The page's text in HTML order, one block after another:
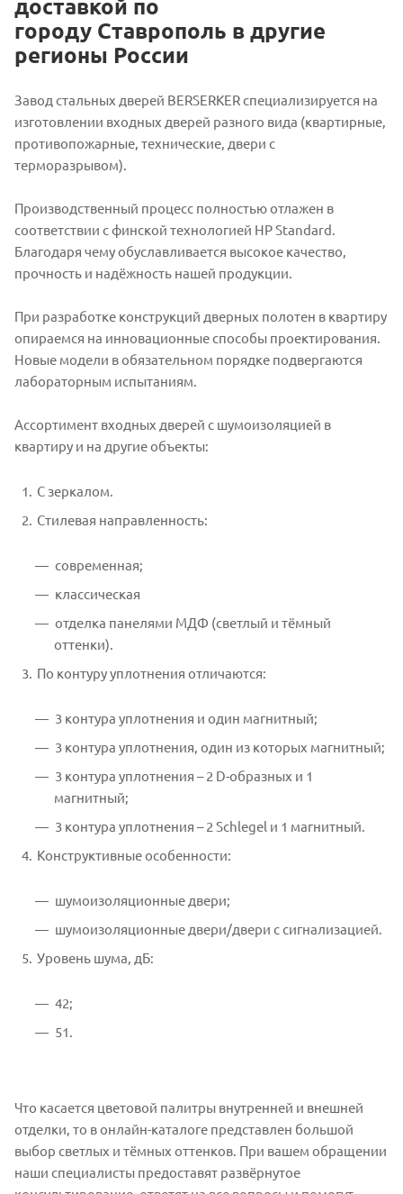
доставкой по
городу Ставрополь в другие
регионы России
Завод стальных дверей BERSERKER специализируется на
изготовлении входных дверей разного вида (квартирные,
противопожарные, технические, двери с
терморазрывом).
Производственный процесс полностью отлажен в
соответствии с финской технологией HP Standard.
Благодаря чему обуславливается высокое качество,
прочность и надёжность нашей продукции.
При разработке конструкций дверных полотен в квартиру
опираемся на инновационные способы проектирования.
Новые модели в обязательном порядке подвергаются
лабораторным испытаниям.
Ассортимент входных дверей с шумоизоляцией в
квартиру и на другие объекты:
С зеркалом.
Стилевая направленность:
современная;
классическая
отделка панелями МДФ (светлый и тёмный
оттенки).
По контуру уплотнения отличаются:
3 контура уплотнения и один магнитный;
3 контура уплотнения, один из которых магнитный;
3 контура уплотнения – 2 D-образных и 1
магнитный;
3 контура уплотнения – 2 Schlegel и 1 магнитный.
Конструктивные особенности:
шумоизоляционные двери;
шумоизоляционные двери/двери с сигнализацией.
Уровень шума, дБ:
42;
51.
Что касается цветовой палитры внутренней и внешней
отделки, то в онлайн-каталоге представлен большой
выбор светлых и тёмных оттенков. При вашем обращении
наши специалисты предоставят развёрнутое